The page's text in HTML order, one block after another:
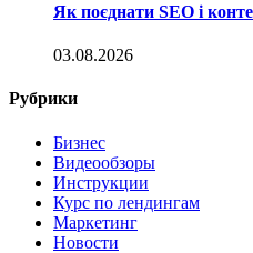
Як поєднати SEO і
03.08.2026
Рубрики
Бизнес
Видеообзоры
Инструкции
Курс по лендингам
Маркетинг
Новости